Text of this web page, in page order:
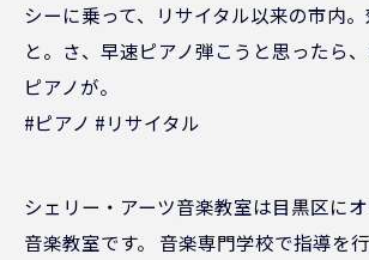
シーに乗って、リサイタル以来の市内。
と。さ、早速ピアノ弾こうと思ったら、
ピアノが。
#ピアノ #リサイタル
シェリー・アーツ音楽教室は目黒区に
音楽教室です。 音楽専門学校で指導を